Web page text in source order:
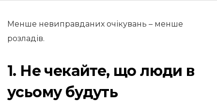
Менше невиправданих очікувань – менше
розладів.
1. Не чекайте, що люди в
усьому будуть